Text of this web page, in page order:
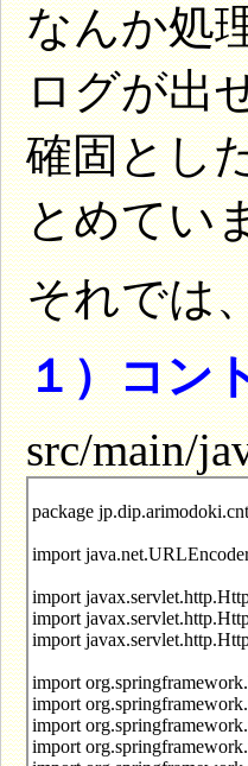
なんか処
ログが出
確固とし
とめてい
それでは
１）コン
src/main/